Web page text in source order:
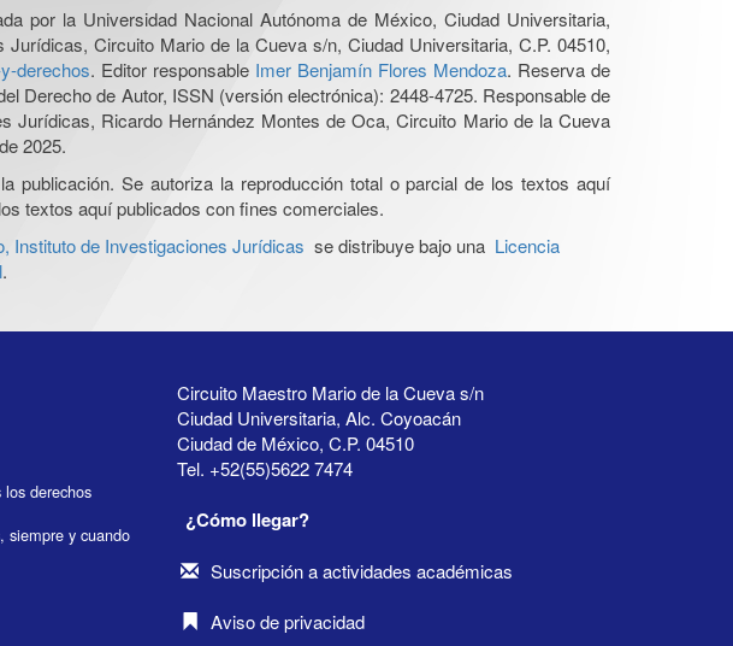
por la Universidad Nacional Autónoma de México, Ciudad Universitaria,
Circuito Mario de la Cueva s/n, Ciudad Universitaria, C.P. 04510,
derechos. Editor responsable Imer Benjamín Flores Mendoza. Reserva de
Derecho de Autor, ISSN (versión electrónica): 2448-4725. Responsable de
Jurídicas, Ricardo Hernández Montes de Oca, Circuito Mario de la Cueva
2025.
publicación. Se autoriza la reproducción total o parcial de los textos aquí
textos aquí publicados con fines comerciales.
Instituto de Investigaciones Jurídicas se distribuye bajo una Licencia
.
derechos
siempre y cuando
Circuito Maestro Mario de la Cueva s/n
Ciudad Universitaria, Alc. Coyoacán
Ciudad de México, C.P. 04510
Tel. +52(55)5622 7474
¿Cómo llegar?
Suscripción a actividades académicas
Aviso de privacidad